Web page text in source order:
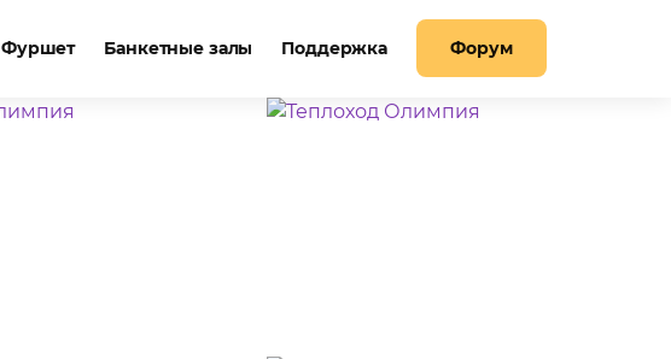
Фуршет Банкетные залы Поддержка Форум